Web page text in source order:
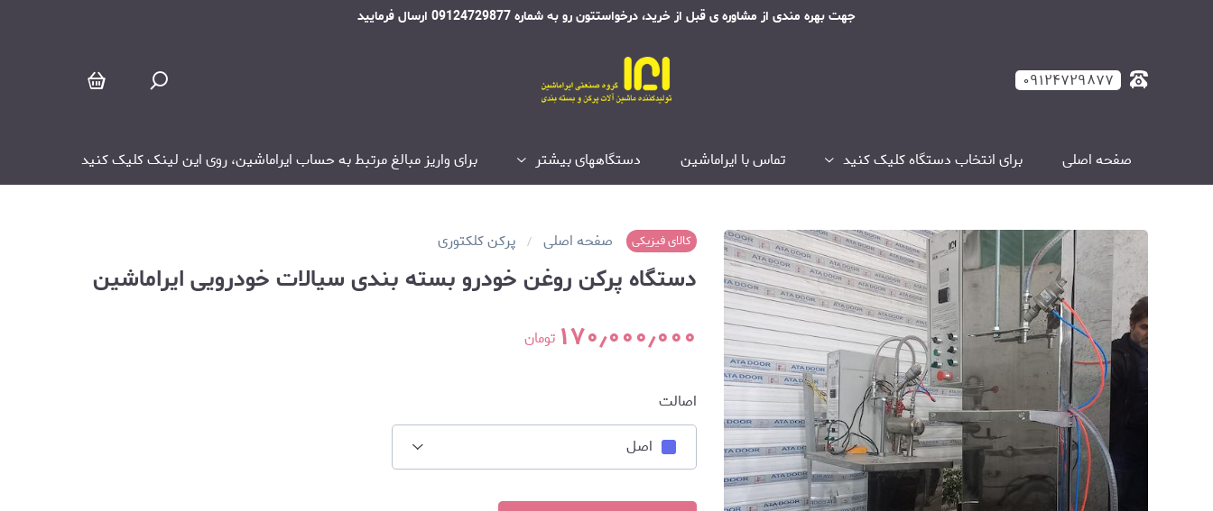
جهت بهره مندی از مشاوره ی قبل از خرید، درخواستتون رو به شماره 09124729877 ارسال فرمایید
۰۹۱۲۴۷۲۹۸۷۷
صفحه اصلی برای انتخاب دستگاه کلیک کنید تماس با ایراماشین دستگاههای بیشتر برای واریز مبالغ مرتبط به حساب ایراماشین، روی این لینک کلیک کنید
کالای فیزیکی صفحه اصلی پرکن کلکتوری
دستگاه پرکن روغن خودرو بسته بندی سیالات خودرویی ایراماشین
۱۷۰٫۰۰۰٫۰۰۰ تومان
اصالت
اصل